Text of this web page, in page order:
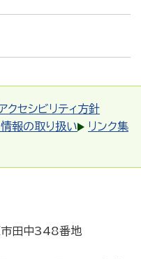
クセシビリティ方針
報の取り扱い
リンク集
田中348番地